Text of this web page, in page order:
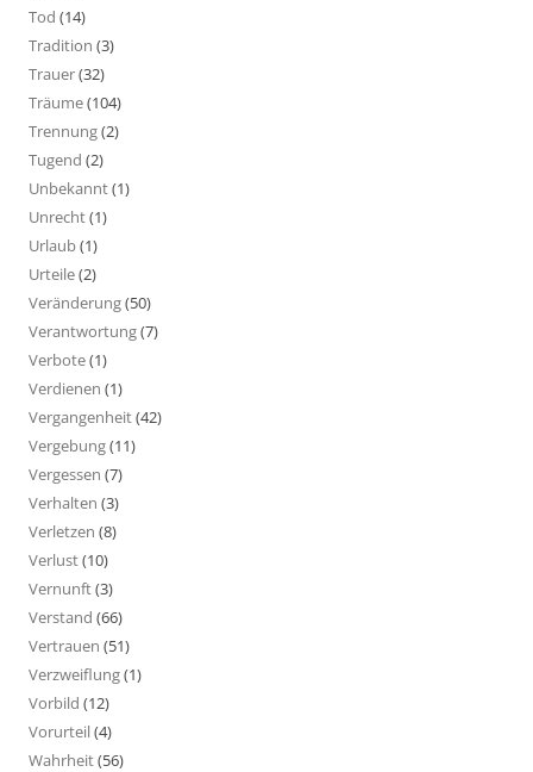
Tod (14)
Tradition (3)
Trauer(32)
Träume(104)
Trennung(2)
Tugend (2)
Unbekannt(1)
Unrecht(1)
Urlaub(1)
Urteile(2)
Veränderung(50)
Verantwortung(7)
Verbote(1)
Verdienen (1)
Vergangenheit(42)
Vergebung(11)
Vergessen (7)
Verhalten (3)
Verletzen (8)
Verlust(10)
Vernunft(3)
Verstand (66)
Vertrauen (51)
Verzweiflung(1)
Vorbild (12)
Vorurteil(4)
Wahrheit(56)